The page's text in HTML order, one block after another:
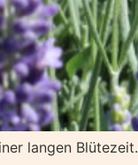
langen Blütezeit.